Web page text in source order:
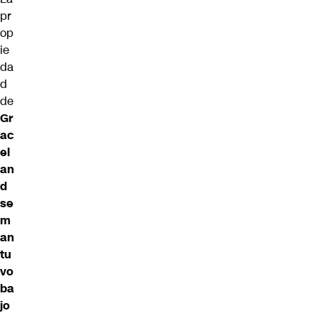
pr
op
ie
da
d
de
Gr
ac
el
an
d
se
m
an
tu
vo
ba
jo